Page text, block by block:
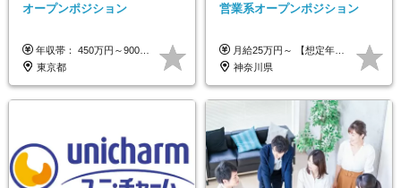
オープンポジション
年収帯： 450万円～900万円 ※経験・スキルを考慮の上、決定します。
東京都
営業系オープンポジション
月給25万円～ 【想定年収】 400万円～1000万円（残業代及び諸手当込） ※ご経験、前年収、ご年齢に応じて決定します。
神奈川県